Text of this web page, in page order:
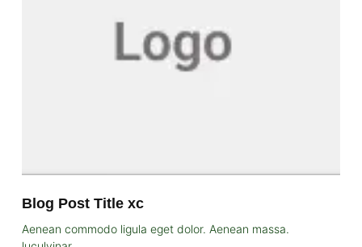
Blog Post Title xc
Aenean commodo ligula eget dolor. Aenean massa.